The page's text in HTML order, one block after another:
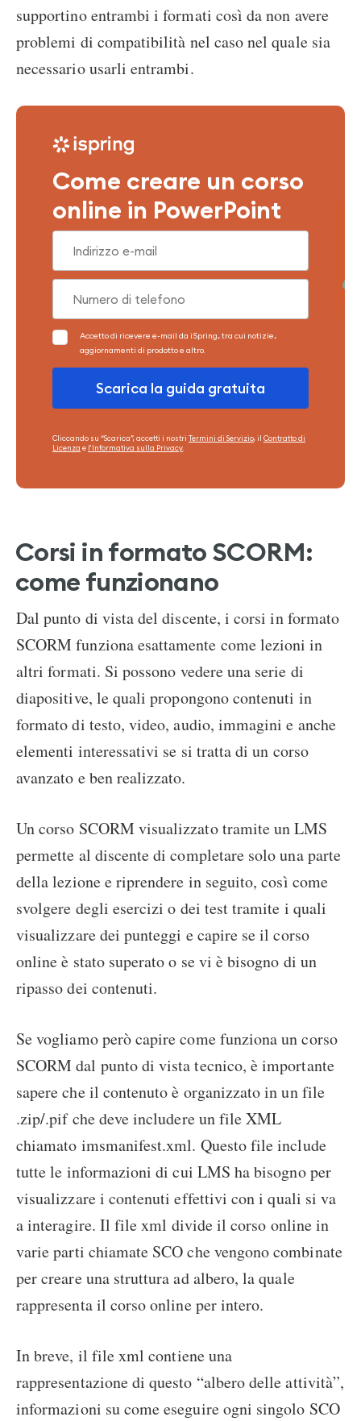
supportino entrambi i formati così da non avere
problemi di compatibilità nel caso nel quale sia
necessario usarli entrambi.
Come creare un corso
online in PowerPoint
Cliccando su “Scarica”, accetti i nostri Termini di Servizio, il Contratto di
Licenza e l'Informativa sulla Privacy.
Corsi in formato SCORM:
come funzionano
Dal punto di vista del discente, i corsi in formato
SCORM funziona esattamente come lezioni in
altri formati. Si possono vedere una serie di
diapositive, le quali propongono contenuti in
formato di testo, video, audio, immagini e anche
elementi interessativi se si tratta di un corso
avanzato e ben realizzato.
Un corso SCORM visualizzato tramite un LMS
permette al discente di completare solo una parte
della lezione e riprendere in seguito, così come
svolgere degli esercizi o dei test tramite i quali
visualizzare dei punteggi e capire se il corso
online è stato superato o se vi è bisogno di un
ripasso dei contenuti.
Se vogliamo però capire come funziona un corso
SCORM dal punto di vista tecnico, è importante
sapere che il contenuto è organizzato in un file
.zip/.pif che deve includere un file XML
chiamato imsmanifest.xml. Questo file include
tutte le informazioni di cui LMS ha bisogno per
visualizzare i contenuti effettivi con i quali si va
a interagire. Il file xml divide il corso online in
varie parti chiamate SCO che vengono combinate
per creare una struttura ad albero, la quale
rappresenta il corso online per intero.
In breve, il file xml contiene una
rappresentazione di questo “albero delle attività”,
informazioni su come eseguire ogni singolo SCO